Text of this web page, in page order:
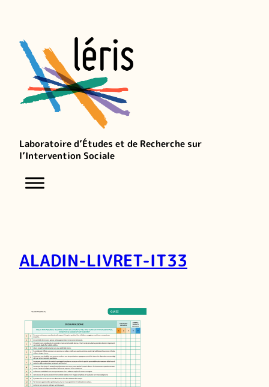
Laboratoire d’Études et de Recherche sur
l’Intervention Sociale
ALADIN-LIVRET-IT33